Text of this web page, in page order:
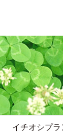
イチオシプラ